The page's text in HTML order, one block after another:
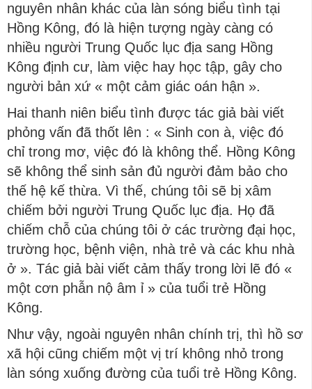
nguyên nhân khác của làn sóng biểu tình tại
Hồng Kông, đó là hiện tượng ngày càng có
nhiều người Trung Quốc lục địa sang Hồng
Kông định cư, làm việc hay học tập, gây cho
người bản xứ « một cảm giác oán hận ».
Hai thanh niên biểu tình được tác giả bài viết
phỏng vấn đã thốt lên : « Sinh con à, việc đó
chỉ trong mơ, việc đó là không thể. Hồng Kông
sẽ không thể sinh sản đủ người đảm bảo cho
thế hệ kế thừa. Vì thế, chúng tôi sẽ bị xâm
chiếm bởi người Trung Quốc lục địa. Họ đã
chiếm chỗ của chúng tôi ở các trường đại học,
trường học, bệnh viện, nhà trẻ và các khu nhà
ở ». Tác giả bài viết cảm thấy trong lời lẽ đó «
một cơn phẫn nộ âm ỉ » của tuổi trẻ Hồng
Kông.
Như vậy, ngoài nguyên nhân chính trị, thì hồ sơ
xã hội cũng chiếm một vị trí không nhỏ trong
làn sóng xuống đường của tuổi trẻ Hồng Kông.